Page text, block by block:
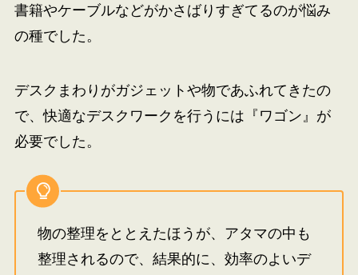
書籍やケーブルなどがかさばりすぎてるのが悩み
の種でした。
デスクまわりがガジェットや物であふれてきたの
で、快適なデスクワークを行うには『ワゴン』が
必要でした。
物の整理をととえたほうが、アタマの中も
整理されるので、結果的に、効率のよいデ